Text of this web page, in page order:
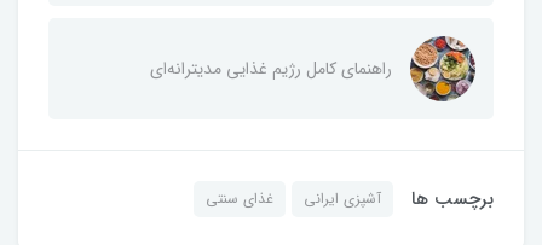
راهنمای کامل رژیم غذایی مدیترانه‌ای
برچسب ها آشپزی ایرانی غذای سنتی